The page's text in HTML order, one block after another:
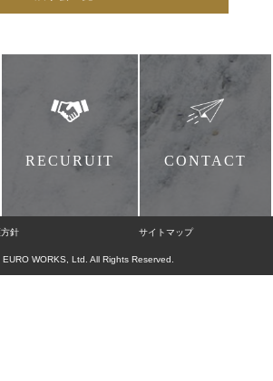
RECURUIT CONTACT
針 サイトマップ
WORKS, Ltd. All Rights Reserved.